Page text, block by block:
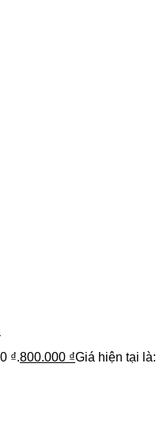
₫.800.000 ₫Giá hiện tại là: